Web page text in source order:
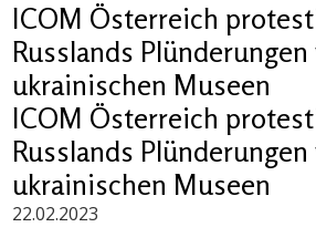
ICOM Österreich
Russlands Plünderungen
ukrainischen Museen
ICOM Österreich
Russlands Plünderungen
ukrainischen Museen
22.02.2023